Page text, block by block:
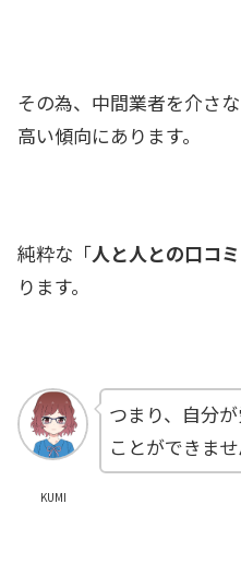
その為、中間業者を介さ
高い傾向にあります。
純粋な「人と人との口コ
ります。
KUMI
つまり、自分
ことができませ